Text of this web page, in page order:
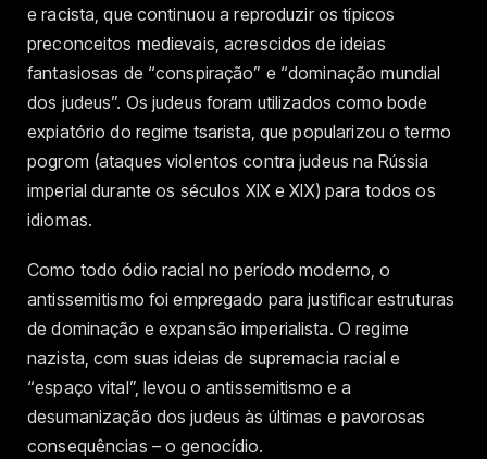
e racista, que continuou a reproduzir os típicos
preconceitos medievais, acrescidos de ideias
fantasiosas de “conspiração” e “dominação mundial
dos judeus”. Os judeus foram utilizados como bode
expiatório do regime tsarista, que popularizou o termo
pogrom (ataques violentos contra judeus na Rússia
imperial durante os séculos XIX e XIX) para todos os
idiomas.
Como todo ódio racial no período moderno, o
antissemitismo foi empregado para justificar estruturas
de dominação e expansão imperialista. O regime
nazista, com suas ideias de supremacia racial e
“espaço vital”, levou o antissemitismo e a
desumanização dos judeus às últimas e pavorosas
consequências – o genocídio.